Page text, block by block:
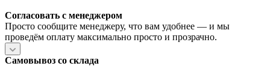
Согласовать с менеджером
Просто сообщите менеджеру, что вам удобнее — и мы
проведём оплату максимально просто и прозрачно.
Самовывоз со склада